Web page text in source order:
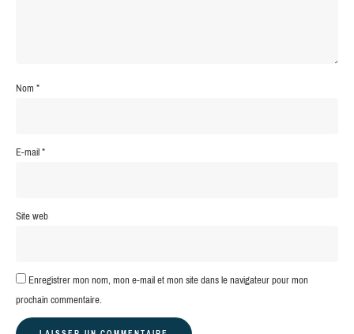
Nom*
E-mail*
Site web
Enregistrer mon nom, mon e-mail et mon site dans le navigateur pour mon
prochain commentaire.